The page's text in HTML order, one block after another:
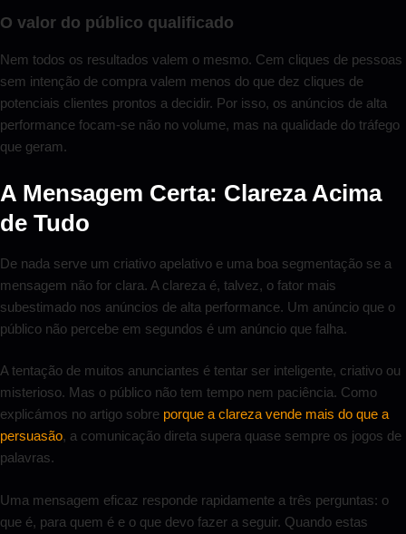
O valor do público qualificado
Nem todos os resultados valem o mesmo. Cem cliques de pessoas
sem intenção de compra valem menos do que dez cliques de
potenciais clientes prontos a decidir. Por isso, os anúncios de alta
performance focam-se não no volume, mas na qualidade do tráfego
que geram.
A Mensagem Certa: Clareza Acima
de Tudo
De nada serve um criativo apelativo e uma boa segmentação se a
mensagem não for clara. A clareza é, talvez, o fator mais
subestimado nos anúncios de alta performance. Um anúncio que o
público não percebe em segundos é um anúncio que falha.
A tentação de muitos anunciantes é tentar ser inteligente, criativo ou
misterioso. Mas o público não tem tempo nem paciência. Como
explicámos no artigo sobre porque a clareza vende mais do que a
persuasão, a comunicação direta supera quase sempre os jogos de
palavras.
Uma mensagem eficaz responde rapidamente a três perguntas: o
que é, para quem é e o que devo fazer a seguir. Quando estas